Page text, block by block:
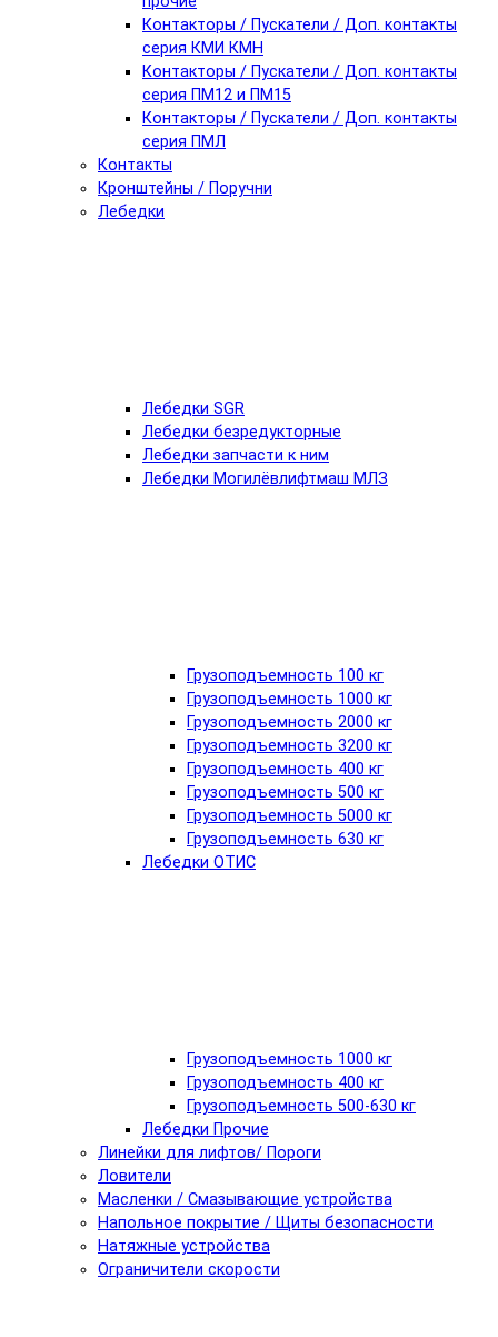
Контакторы / Пускатели / Доп. контакты
серия КМИ КМН
Контакторы / Пускатели / Доп. контакты
серия ПМ12 и ПМ15
Контакторы / Пускатели / Доп. контакты
серия ПМЛ
Контакты
Кронштейны / Поручни
Лебедки
Лебедки SGR
Лебедки безредукторные
Лебедки запчасти к ним
Лебедки Могилёвлифтмаш МЛЗ
Грузоподъемность 100 кг
Грузоподъемность 1000 кг
Грузоподъемность 2000 кг
Грузоподъемность 3200 кг
Грузоподъемность 400 кг
Грузоподъемность 500 кг
Грузоподъемность 5000 кг
Грузоподъемность 630 кг
Лебедки ОТИС
Грузоподъемность 1000 кг
Грузоподъемность 400 кг
Грузоподъемность 500-630 кг
Лебедки Прочие
Линейки для лифтов/ Пороги
Ловители
Масленки / Смазывающие устройства
Напольное покрытие / Щиты безопасности
Натяжные устройства
Ограничители скорости